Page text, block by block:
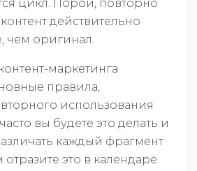
цикл. Порой, повторно
действительно
чем оригинал.
маркетинга
правила,
использования
вы будете это делать и
каждый фрагмент
отразите это в календаре